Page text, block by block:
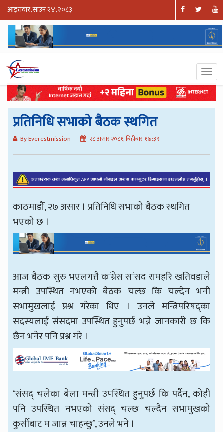
आइतवार, साउन २४, २०८३
प्रतिनिधि सभाको बैठक स्थगित
By Everestmission २८ असार २०८१, बिहीबार १७:३९
काठमाडौँ, २७ असार । प्रतिनिधि सभाको बैठक स्थगित
भएको छ ।
आज बैठक सुरु भएलगत्तै कांग्रेस सांसद रामहरि खतिवडाले
मन्त्री उपस्थित नभएको बैठक चल्छ कि चल्दैन भनी
सभामुखलाई प्रश्न गरेका थिए । उनले मन्त्रिपरिषद्का
सदस्यलाई संसदमा उपस्थित हुनुपर्छ भन्ने जानकारी छ कि
छैन भनेर पनि प्रश्न गरे ।
‘संसद् चलेका बेला मन्त्री उपस्थित हुनुपर्छ कि पर्दैन, कोही
पनि उपस्थित नभएको संसद् चल्छ चल्दैन सभामुखको
कुर्सीबाट म जान्न चाहन्छु’, उनले भने ।